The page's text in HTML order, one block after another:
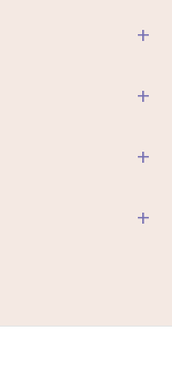
+
+
+
+